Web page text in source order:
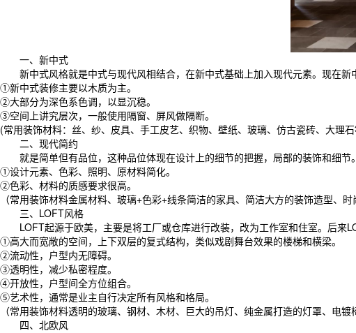
一、新中式
新中式风格就是中式与现代风相结合，在新中式基础上加入现代元素。现在新
①新中式装修主要以木质为主。
②大部分为深色系色调，以显沉稳。
③空间上讲究层次，一般使用隔窗、屏风做隔断。
(常用装饰材料：丝、纱、皮具、手工皮艺、织物、壁纸、玻璃、仿古瓷砖、大理
二、现代简约
就是简单但有品位，这种品位体现在设计上的细节的把握，局部的装饰和细节。
①设计元素、色彩、照明、原材料简化。
②色彩、材料的质感要求很高。
（常用装饰材料金属材料、玻璃+色彩+线条简洁的家具、简洁大方的装饰造型、时
三、LOFT风格
LOFT起源于欧美，主要是将工厂或仓库进行改装，改为工作室和住室。后来
①高大而宽敞的空间，上下双层的复式结构，类似戏剧舞台效果的楼梯和横梁。
②流动性，户型内无障碍。
③透明性，减少私密程度。
④开放性，户型间全方位组合。
⑤艺术性，通常是业主自行决定所有风格和格局。
（常用装饰材料透明的玻璃、钢材、木材、巨大的吊灯、纯金属打造的灯罩、电镀
四、北欧风